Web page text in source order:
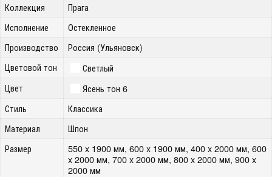
Коллекция
Прага
Исполнение
Остекленное
Производство
Россия (Ульяновск)
Цветовой тон
Светлый
Цвет
Ясень тон 6
Стиль
Классика
Материал
Шпон
Размер
550 x 1900 мм, 600 x 1900 мм, 400 x 2000 мм, 600
x 2000 мм, 700 x 2000 мм, 800 x 2000 мм, 900 x
2000 мм